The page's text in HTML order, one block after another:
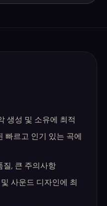
생성 및 소유에 최적
빠르고 인기 있는 곡에
, 큰 주의사항
사운드 디자인에 최